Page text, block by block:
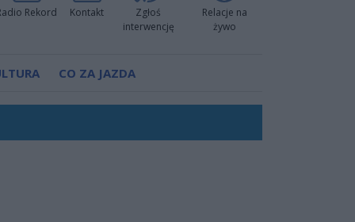
Rekord Kontakt
Zgłoś
interwencję
Relacje na
żywo
CO ZA JAZDA
i pewnie wygrali przy Struga
w Ustce!
prokuratury